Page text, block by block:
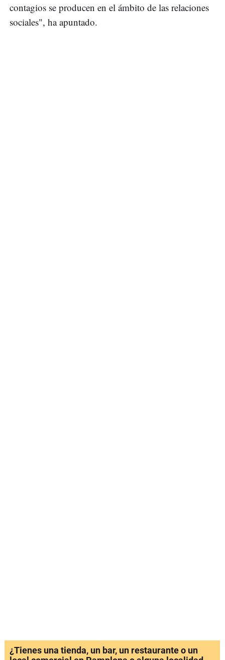
contagios se producen en el ámbito de las relaciones
sociales", ha apuntado.
¿Tienes una tienda, un bar, un restaurante o un